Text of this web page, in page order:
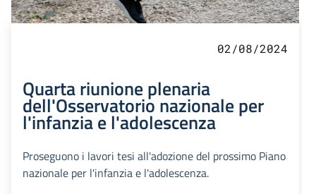
02/08/2024
Quarta riunione plenaria
dell'Osservatorio nazionale per
l'infanzia e l'adolescenza
Proseguono i lavori tesi all'adozione del prossimo Piano
nazionale per l'infanzia e l'adolescenza.